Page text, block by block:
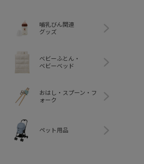
哺乳びん関連
グッズ
ベビーふとん・
ベビーベッド
おはし・スプーン・フ
ォーク
ペット用品